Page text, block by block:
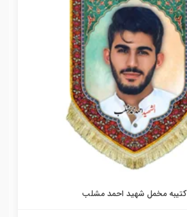
کتیبه مخمل شهید احمد مشلب